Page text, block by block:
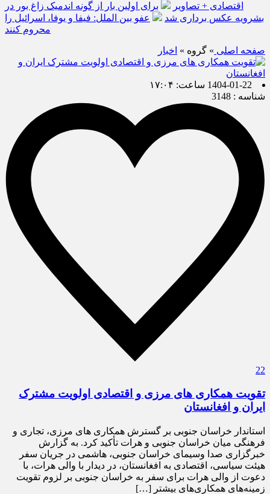
اقتصادی + تصاویر
برای اولین بار از گونه اندمیک زاغ بور در
بشرویه عکس برداری شد
عفو بین الملل: فیفا و یوفا، اسرائیل را
محروم کنند
صفحه اصلی » گروه » اخبار
1404-01-22 ساعت: ۱۷:۰۴
شناسه : 3148
22
تقویت همکاری های مرزی و اقتصادی اولویت مشترک
ایران و افغانستان
استاندار خراسان جنوبی بر گسترش همکاری های مرزی، تجاری و
فرهنگی میان خراسان جنوبی و هرات تأکید کرد. به گزارش
خبرگزاری صدا وسیمای خراسان جنوبی، هاشمی در جریان سفر
هیئت سیاسی، اقتصادی به افغانستان، در دیدار با والی هرات، با
دعوت از والی هرات برای سفر به خراسان جنوبی بر لزوم تقویت
زمینه‌های همکاری‌های بیشتر […]